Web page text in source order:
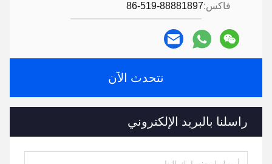
فاكس:86-519-88881897
نتحدث الآن
راسلنا بالبريد الإلكتروني